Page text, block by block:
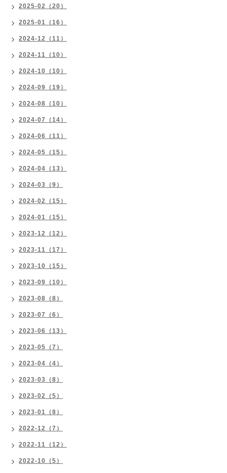
2025-02（20）
2025-01（16）
2024-12（11）
2024-11（10）
2024-10（10）
2024-09（19）
2024-08（10）
2024-07（14）
2024-06（11）
2024-05（15）
2024-04（13）
2024-03（9）
2024-02（15）
2024-01（15）
2023-12（12）
2023-11（17）
2023-10（15）
2023-09（10）
2023-08（8）
2023-07（6）
2023-06（13）
2023-05（7）
2023-04（4）
2023-03（8）
2023-02（5）
2023-01（8）
2022-12（7）
2022-11（12）
2022-10（5）